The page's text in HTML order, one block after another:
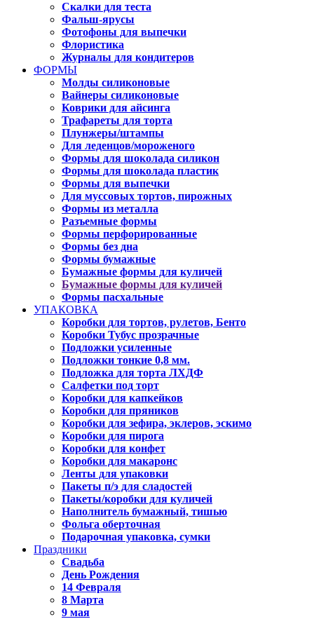
Скалки для теста
Фальш-ярусы
Фотофоны для выпечки
Флористика
Журналы для кондитеров
ФОРМЫ
Молды силиконовые
Вайнеры силиконовые
Коврики для айсинга
Трафареты для торта
Плунжеры/штампы
Для леденцов/мороженого
Формы для шоколада силикон
Формы для шоколада пластик
Формы для выпечки
Для муссовых тортов, пирожных
Формы из металла
Разъемные формы
Формы перфорированные
Формы без дна
Формы бумажные
Бумажные формы для куличей
Бумажные формы для куличей
Формы пасхальные
УПАКОВКА
Коробки для тортов, рулетов, Бенто
Коробки Тубус прозрачные
Подложки усиленные
Подложки тонкие 0,8 мм.
Подложка для торта ЛХДФ
Салфетки под торт
Коробки для капкейков
Коробки для пряников
Коробки для зефира, эклеров, эскимо
Коробки для пирога
Коробки для конфет
Коробки для макаронс
Ленты для упаковки
Пакеты п/э для сладостей
Пакеты/коробки для куличей
Наполнитель бумажный, тишью
Фольга оберточная
Подарочная упаковка, сумки
Праздники
Свадьба
День Рождения
14 Февраля
8 Марта
9 мая